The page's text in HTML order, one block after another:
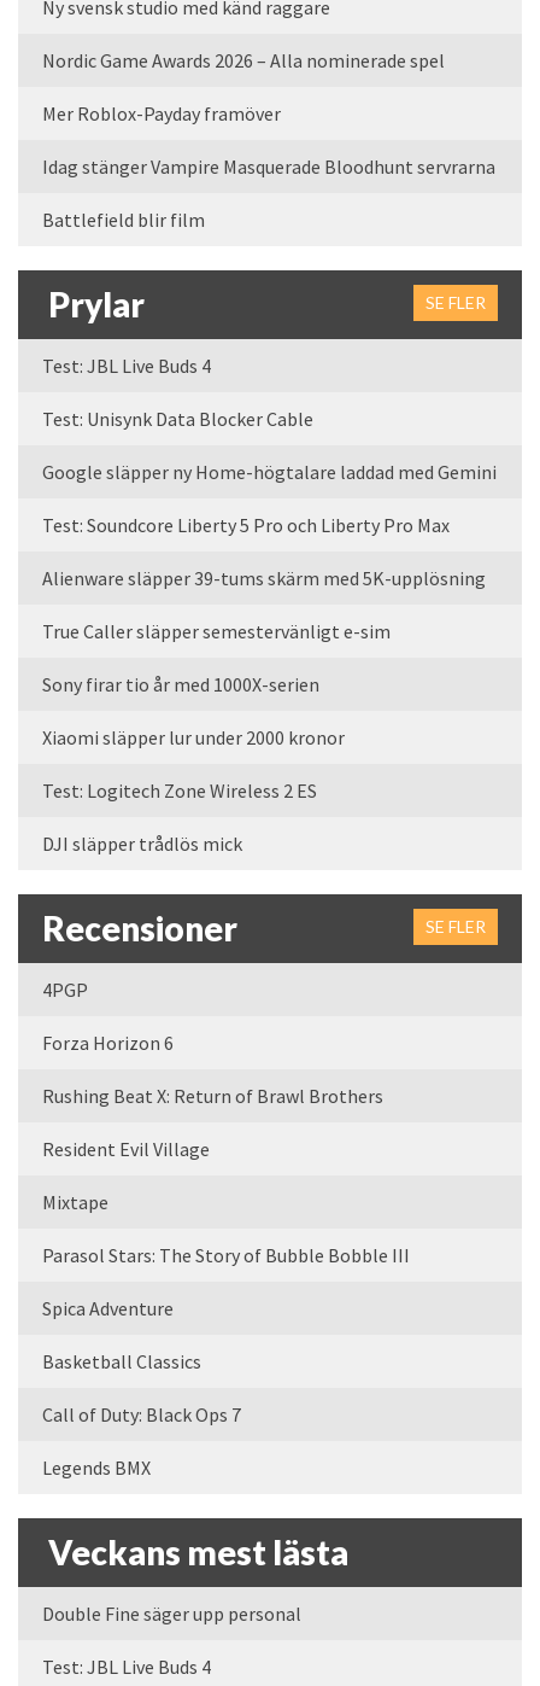
Ny svensk studio med känd raggare
Nordic Game Awards 2026 – Alla nominerade spel
Mer Roblox-Payday framöver
Idag stänger Vampire Masquerade Bloodhunt servrarna
Battlefield blir film
Prylar SE FLER
Test: JBL Live Buds 4
Test: Unisynk Data Blocker Cable
Google släpper ny Home-högtalare laddad med Gemini
Test: Soundcore Liberty 5 Pro och Liberty Pro Max
Alienware släpper 39-tums skärm med 5K-upplösning
True Caller släpper semestervänligt e-sim
Sony firar tio år med 1000X-serien
Xiaomi släpper lur under 2000 kronor
Test: Logitech Zone Wireless 2 ES
DJI släpper trådlös mick
Recensioner SE FLER
4PGP
Forza Horizon 6
Rushing Beat X: Return of Brawl Brothers
Resident Evil Village
Mixtape
Parasol Stars: The Story of Bubble Bobble III
Spica Adventure
Basketball Classics
Call of Duty: Black Ops 7
Legends BMX
Veckans mest lästa
Double Fine säger upp personal
Test: JBL Live Buds 4